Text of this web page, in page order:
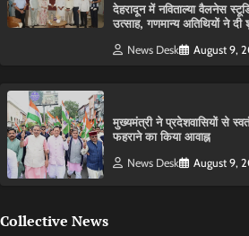
देहरादून में नविताल्या वैलनेस
उत्साह, गणमान्य अतिथियों ने दी
News Desk August 9,
मुख्यमंत्री ने प्रदेशवासियों से
फहराने का किया आवाह्न
News Desk August 9,
Collective News